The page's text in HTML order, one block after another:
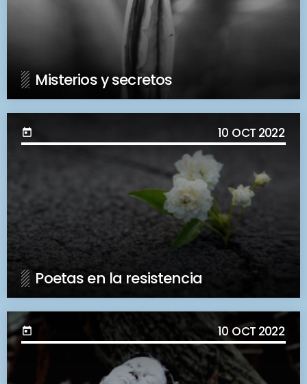
Misterios y secretos
today 10 OCT 2022
Poetas en la resistencia
today 10 OCT 2022